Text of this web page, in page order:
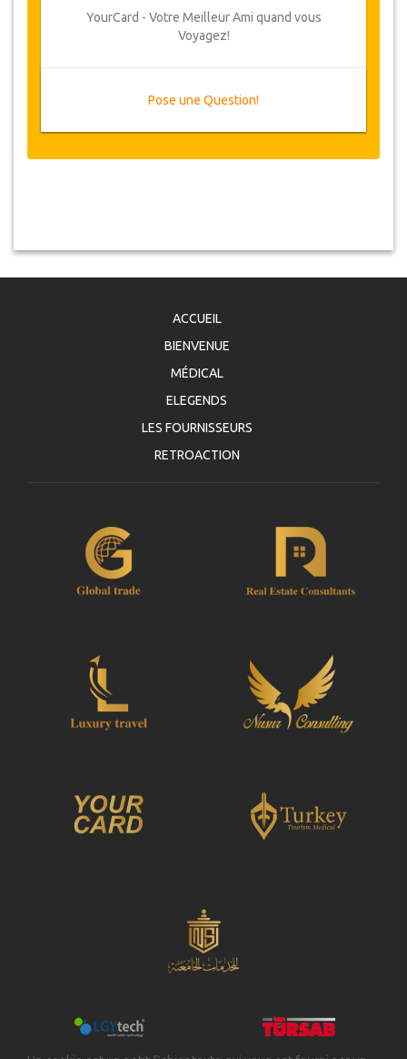
YourCard - Votre Meilleur Ami quand vous
Voyagez!
Pose une Question!
ACCUEIL
BIENVENUE
MÉDICAL
ELEGENDS
LES FOURNISSEURS
RETROACTION